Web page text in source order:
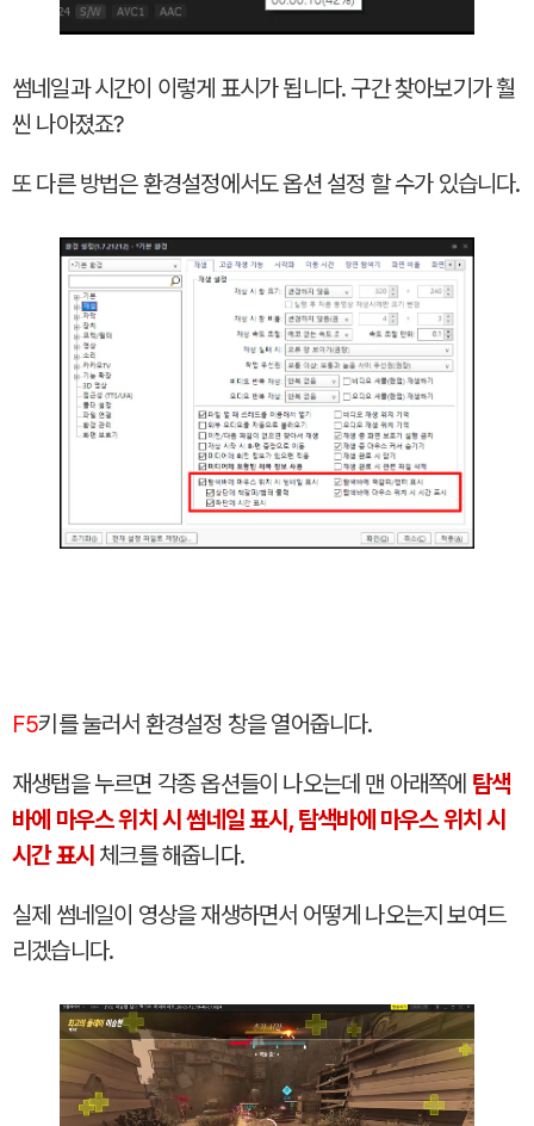
썸네일과 시간이 이렇게 표시가 됩니다. 구간 찾아보기가 훨
씬 나아졌죠?
또 다른 방법은 환경설정에서도 옵션 설정 할 수가 있습니다.
F5키를 눌러서 환경설정 창을 열어줍니다.
재생탭을 누르면 각종 옵션들이 나오는데 맨 아래쪽에 탐색
바에 마우스 위치 시 썸네일 표시, 탐색바에 마우스 위치 시
시간 표시 체크를 해줍니다.
실제 썸네일이 영상을 재생하면서 어떻게 나오는지 보여드
리겠습니다.